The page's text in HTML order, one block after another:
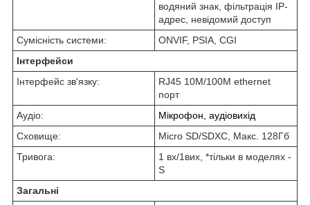
водяний знак, фільтрація IP-
адрес, невідомий доступ
Сумісність системи:
ONVIF, PSIA, CGI
Інтерфейси
Інтерфейс зв'язку:
RJ45 10M/100M ethernet
порт
Аудіо:
Мікрофон, аудіовихід
Сховище:
Micro SD/SDXC, Макс. 128Гб
Тривога:
1 вх/1вих, *тільки в моделях -
S
Загальні